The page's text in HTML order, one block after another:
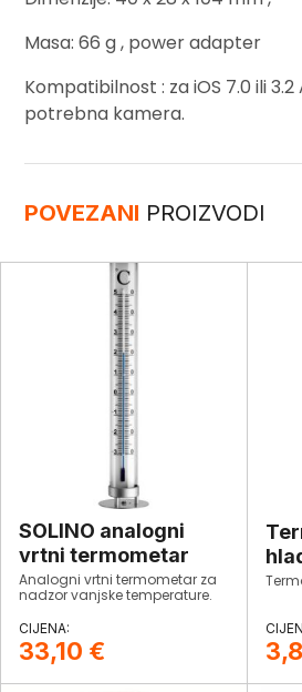
Masa: 66 g , power adapter
Kompatibilnost : za iOS 7.0 ili
potrebna kamera.
POVEZANI PROIZVODI
SOLINO analogni
vrtni termometar
Analogni vrtni termometar za
nadzor vanjske temperature.
33,10 €